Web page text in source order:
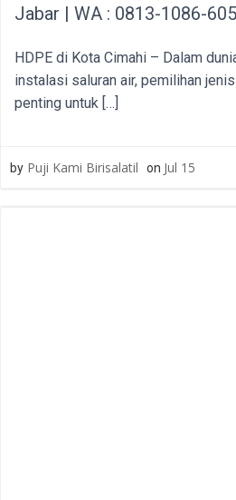
Jabar | WA : 0813-1086-
HDPE di Kota Cimahi – Dalam
instalasi saluran air, pemilihan
penting untuk […]
by Puji Kami Birisalatil on Jul 15